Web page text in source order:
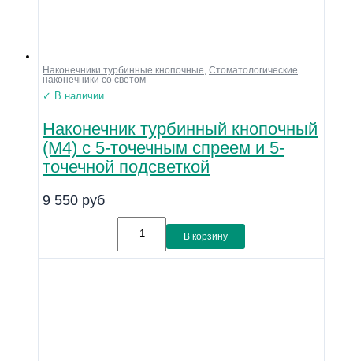
Наконечники турбинные кнопочные Стоматологические
наконечники со светом
✓ В наличии
Наконечник турбинный кнопочный
(М4) с 5-точечным спреем и 5-
точечной подсветкой
9 550 руб
В корзину